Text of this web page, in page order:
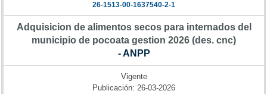
26-1513-00-1637540-2-1
Adquisicion de alimentos secos para internados del
municipio de pocoata gestion 2026 (des. cnc)
- ANPP
Vigente
Publicación: 26-03-2026